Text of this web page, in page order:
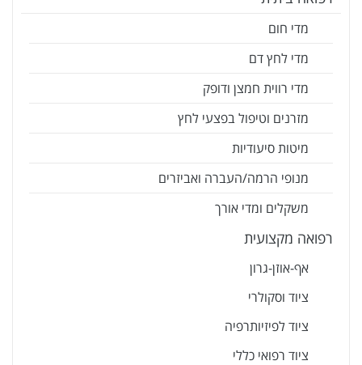
מדי חום
מדי לחץ דם
מדי רווית חמצן ודופק
מזרנים וטיפול בפצעי לחץ
מיטות סיעודיות
מנופי הרמה/העברה ואביזרים
משקלים ומדי אורך
רפואה מקצועית
אף-אוזן-גרון
ציוד וסקולרי
ציוד לפיזיותרפיה
ציוד רפואי כללי